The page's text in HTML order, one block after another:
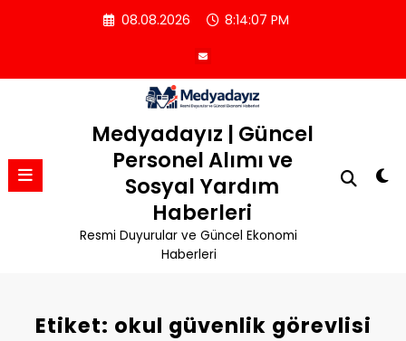
08.08.2026 8:14:08 PM
Medyadayız | Güncel
Personel Alımı ve
Sosyal Yardım
Haberleri
Resmi Duyurular ve Güncel Ekonomi
Haberleri
Etiket: okul güvenlik görevlisi